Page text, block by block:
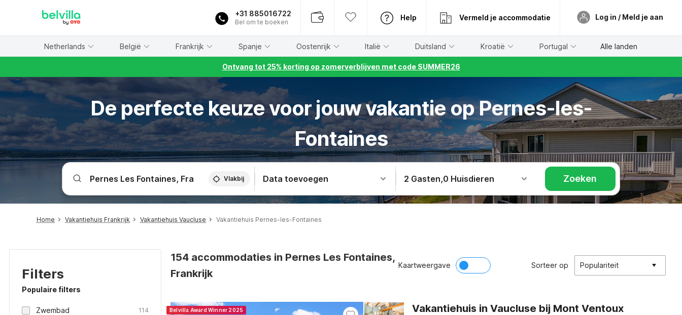
+31 885016722
Bel om te boeken
Help Vermeld je accommodatie Log in / Meld je aan
Netherlands België Frankrijk Spanje Oostenrijk Italië Duitsland Kroatië Portugal Alle landen
Ontvang tot 25% korting op zomerverblijven met code SUMMER26
De perfecte keuze voor jouw vakantie op Pernes-les-
Fontaines
Vlakbij Data toevoegen 2 Gasten,0 Huisdieren Zoeken
Home Vakantiehuis Frankrijk Vakantiehuis Vaucluse Vakantiehuis Pernes-les-Fontaines
Filters
Populaire filters
Zwembad 114
154 accommodaties in Pernes Les Fontaines,
Frankrijk
Kaartweergave Sorteer op Populariteit
Belvilla Award Winner 2025 Vakantiehuis in Vaucluse bij Mont Ventoux